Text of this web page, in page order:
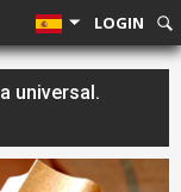
LOGIN
universal.